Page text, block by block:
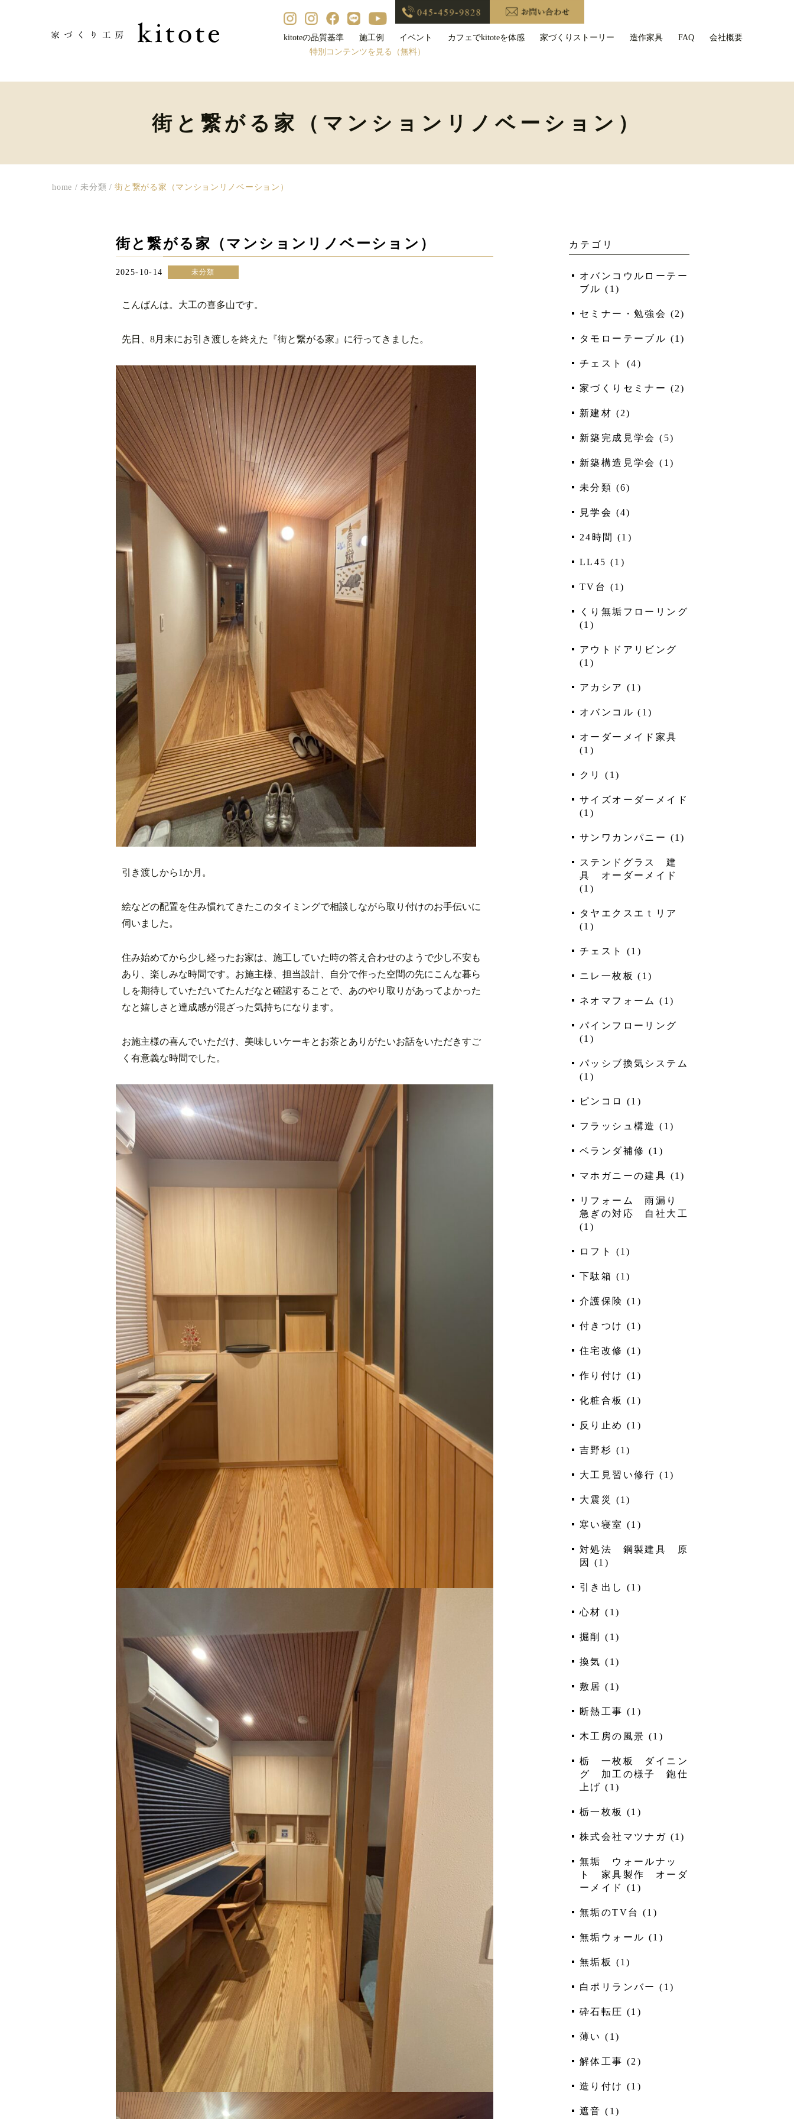
kitoteの品質基準 施工例 イベント カフェでkitoteを体感 家づくりストーリー 造作家具 FAQ
会社概要
特別コンテンツを見る（無料）
街と繋がる家（マンションリノベーション）
home /未分類 /街と繋がる家（マンションリノベーション）
街と繋がる家（マンションリノベーション）
2025-10-14 未分類
こんばんは。大工の喜多山です。
先日、8月末にお引き渡しを終えた『街と繋がる家』に行ってきました。
引き渡しから1か月。
絵などの配置を住み慣れてきたこのタイミングで相談しながら取り付けのお手伝いに
伺いました。
住み始めてから少し経ったお家は、施工していた時の答え合わせのようで少し不安も
あり、楽しみな時間です。お施主様、担当設計、自分で作った空間の先にこんな暮ら
しを期待していただいてたんだなと確認することで、あのやり取りがあってよかった
なと嬉しさと達成感が混ざった気持ちになります。
お施主様の喜んでいただけ、美味しいケーキとお茶とありがたいお話をいただきすご
く有意義な時間でした。
カテゴリ
オバンコウルローテー
ブル ( 1)
セミナー・勉強会 (2)
タモローテーブル (1)
チェスト (4)
家づくりセミナー (2)
新建材 (2)
新築完成見学会 ( 5)
新築構造見学会 ( 1)
未分類 (6)
見学会 (4)
24時間 (1 )
LL45 (1 )
TV台 (1)
くり無垢フローリング
(1 )
アウトドアリビング
(1 )
アカシア (1 )
オバンコル ( 1)
オーダーメイド家具
(1 )
クリ ( 1)
サイズオーダーメイド
(1 )
サンワカンパニー (1)
ステンドグラス 建
具 オーダーメイド
(1 )
タヤエクスエｔリア
(1 )
チェスト (1 )
ニレ一枚板 ( 1)
ネオマフォーム ( 1)
パインフローリング
(1 )
パッシブ換気システム
(1 )
ピンコロ (1 )
フラッシュ構造 ( 1)
ベランダ補修 (1 )
マホガニーの建具 (1)
リフォーム 雨漏り
急ぎの対応 自社大工
(1 )
ロフト (1)
下駄箱 (1)
介護保険 (1 )
付きつけ (1 )
住宅改修 (1 )
作り付け (1 )
化粧合板 (1 )
反り止め (1 )
吉野杉 (1)
大工見習い修行 ( 1)
大震災 (1)
寒い寝室 (1 )
対処法 鋼製建具 原
因
(1 )
引き出し (1 )
心材 ( 1)
掘削 ( 1)
換気 ( 1)
敷居 ( 1)
断熱工事 (1 )
木工房の風景 (1 )
栃 一枚板 ダイニン
グ 加工の様子 鉋仕
上げ ( 1)
栃一枚板 (1 )
株式会社マツナガ (1)
無垢 ウォールナッ
ト 家具製作 オーダ
ーメイド
(1 )
無垢のTV台 (1 )
無垢ウォール (1 )
無垢板 (1)
白ポリランバー ( 1)
砕石転圧 (1 )
薄い ( 1)
解体工事 (2 )
造り付け (1 )
遮音 ( 1)